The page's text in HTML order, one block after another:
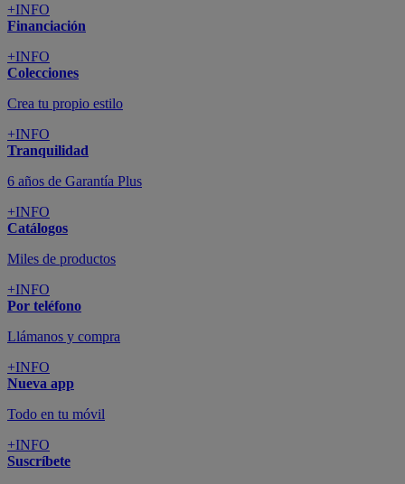
+INFO
Financiación
+INFO
Colecciones
Crea tu propio estilo
+INFO
Tranquilidad
6 años de Garantía Plus
+INFO
Catálogos
Miles de productos
+INFO
Por teléfono
Llámanos y compra
+INFO
Nueva app
Todo en tu móvil
+INFO
Suscríbete